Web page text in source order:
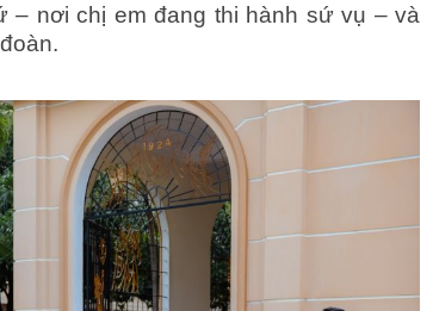
– nơi chị em đang thi hành sứ vụ – và